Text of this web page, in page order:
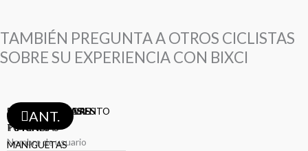
TAMBIÉN PREGUNTA A OTROS CICLISTAS
SOBRE SU EXPERIENCIA CON BIXCI
ASIENTOS
MANIGUETAS
TIJAS
ABRAZADERA ASIENTO
POTENCIAS
TIMONES
SHIFTERS
PEDALES
PIÑONES
MAZAS
BIELAS
TAZAS
DESVIADORES
FRENOS
RAYOS
LLANTAS
LLANTAS
LLANTAS
CAMARAS
CAMARAS
AROS
CADENAS
CADENAS
CABLES-FUNDAS
PORTA-BOTELLAS
DESCARRILADORES
ANT.
Nombre de usuario